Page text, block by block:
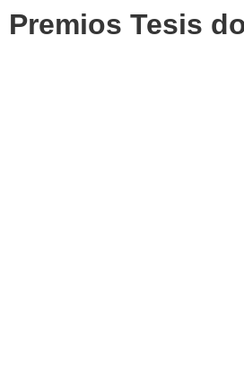
Premios Tesis